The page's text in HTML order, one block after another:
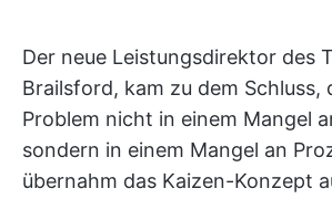
Der neue Leistungsdirektor des
Brailsford, kam zu dem Schluss,
Problem nicht in einem Mangel
sondern in einem Mangel an
übernahm das Kaizen-Konzept